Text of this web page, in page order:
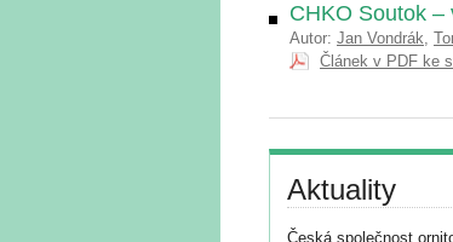
CHKO Soutok
Autor: Jan Vondrák,
Článek v PDF ke
Aktuality
Česká společnost